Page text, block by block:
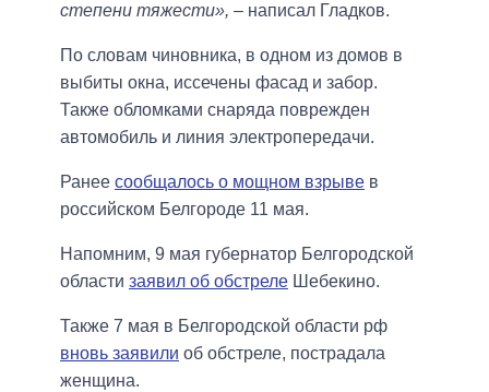
степени тяжести», – написал Гладков.
По словам чиновника, в одном из домов в
выбиты окна, иссечены фасад и забор.
Также обломками снаряда поврежден
автомобиль и линия электропередачи.
Ранее сообщалось о мощном взрыве в
российском Белгороде 11 мая.
Напомним, 9 мая губернатор Белгородской
области заявил об обстреле Шебекино.
Также 7 мая в Белгородской области рф
вновь заявили об обстреле, пострадала
женщина.